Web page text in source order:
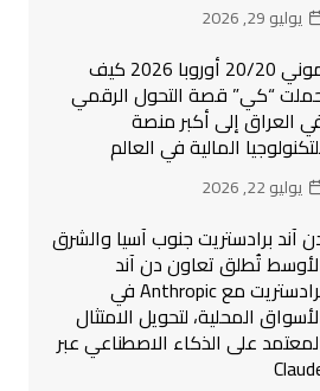
يوليو 29, 2026
موني 20/20 أوروبا 2026 كيف
“كي” قصة التحول الرقمي
العراق إلى أكبر منصة
المالية في العالم
يوليو 22, 2026
آند برادستريت جنوب آسيا والشرق
تُطلق تعاون دن آند
برادستريت مع Anthropic في
المحلية، لتحويل الامتثال
على الذكاء الاصطناعي عبر